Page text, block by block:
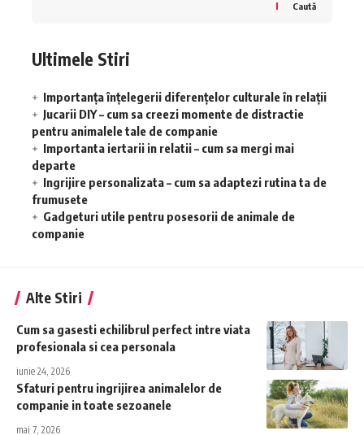
Caută
Ultimele Stiri
Importanța înțelegerii diferențelor culturale în relații
Jucarii DIY – cum sa creezi momente de distractie
pentru animalele tale de companie
Importanta iertarii in relatii – cum sa mergi mai
departe
Ingrijire personalizata – cum sa adaptezi rutina ta de
frumusete
Gadgeturi utile pentru posesorii de animale de
companie
Alte Stiri
Cum sa gasesti echilibrul perfect intre viata
profesionala si cea personala
iunie 24, 2026
Sfaturi pentru ingrijirea animalelor de
companie in toate sezoanele
mai 7, 2026